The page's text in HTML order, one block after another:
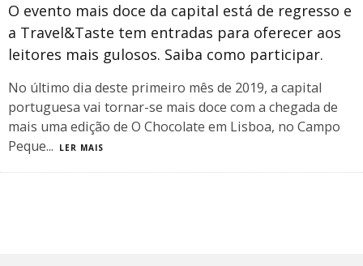
O evento mais doce da capital está de regresso e
a Travel&Taste tem entradas para oferecer aos
leitores mais gulosos. Saiba como participar.
No último dia deste primeiro mês de 2019, a capital
portuguesa vai tornar-se mais doce com a chegada de
mais uma edição de O Chocolate em Lisboa, no Campo
Peque... LER MAIS